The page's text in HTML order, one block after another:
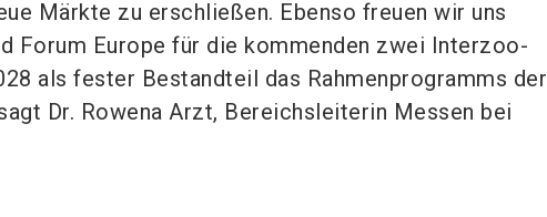
Märkte zu erschließen. Ebenso freuen wir uns
Forum Europe für die kommenden zwei Interzoo-
als fester Bestandteil das Rahmenprogramms der
Dr. Rowena Arzt, Bereichsleiterin Messen bei